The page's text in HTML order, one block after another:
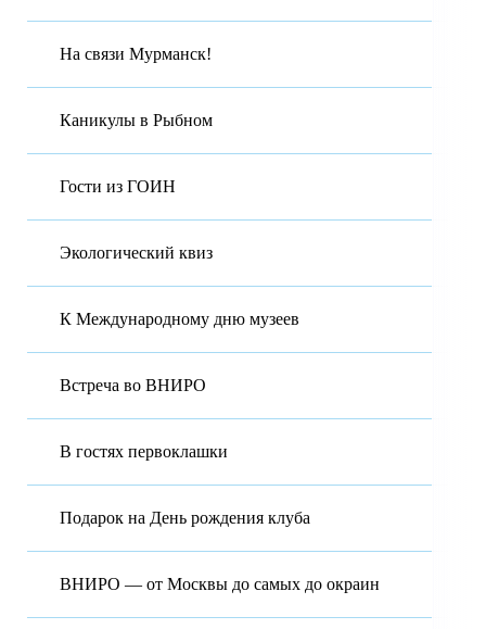
На связи Мурманск!
Каникулы в Рыбном
Гости из ГОИН
Экологический квиз
К Международному дню музеев
Встреча во ВНИРО
В гостях первоклашки
Подарок на День рождения клуба
ВНИРО — от Москвы до самых до окраин